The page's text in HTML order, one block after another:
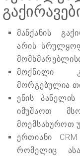
მანქანის
არის
მოქნილი
მორგებულია
ენის
იმუშაოთ
მოემსახუროთ
ერთიანი
რომელიც